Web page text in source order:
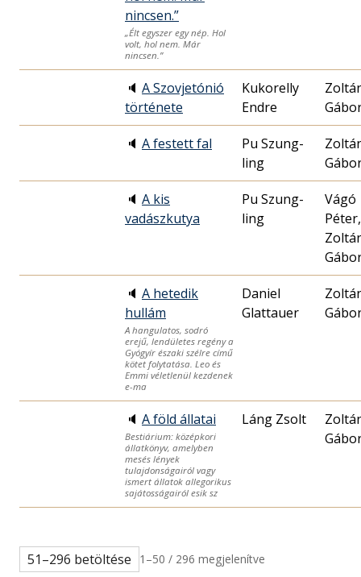
nincsen.”
„Élt egyszer egy nép. Hol
volt, hol nem. Már
nincsen.”
🔈 A Szovjetónió
története
Kukorelly
Endre
🔈 A festett fal
Pu Szung-
ling
🔈 A kis
vadászkutya
Pu Szung-
ling
Vágó
Péter,
🔈 A hetedik
hullám
A hangulatos, sodró
erejű, lendületes regény a
Gyógyír északi szélre című
kötet folytatása. Leo és
Emmi véletlenül kezdenek
e-ma
Daniel
Glattauer
🔈 A föld állatai
Bestiárium: középkori
állatkönyv, amelyben
mesés lények
tulajdonságairól vagy
ismert állatok allegorikus
sajátosságairól esik sz
Láng Zsolt
51–296 betöltése 1–50 / 296 megjelenítve